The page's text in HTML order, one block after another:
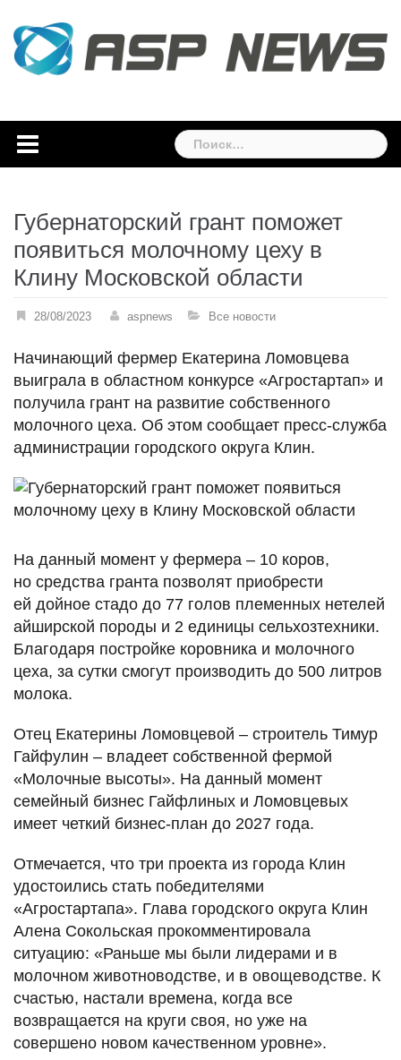
content
Найти:
Губернаторский грант поможет
появиться молочному цеху в
Клину Московской области
28/08/2023 aspnews Все новости
Начинающий фермер Екатерина Ломовцева
выиграла в областном конкурсе «Агростартап» и
получила грант на развитие собственного
молочного цеха. Об этом сообщает пресс-служба
администрации городского округа Клин.
На данный момент у фермера – 10 коров,
но средства гранта позволят приобрести
ей дойное стадо до 77 голов племенных нетелей
айширской породы и 2 единицы сельхозтехники.
Благодаря постройке коровника и молочного
цеха, за сутки смогут производить до 500 литров
молока.
Отец Екатерины Ломовцевой – строитель Тимур
Гайфулин – владеет собственной фермой
«Молочные высоты». На данный момент
семейный бизнес Гайфлиных и Ломовцевых
имеет четкий бизнес-план до 2027 года.
Отмечается, что три проекта из города Клин
удостоились стать победителями
«Агростартапа». Глава городского округа Клин
Алена Сокольская прокомментировала
ситуацию: «Раньше мы были лидерами и в
молочном животноводстве, и в овощеводстве. К
счастью, настали времена, когда все
возвращается на круги своя, но уже на
совершено новом качественном уровне».